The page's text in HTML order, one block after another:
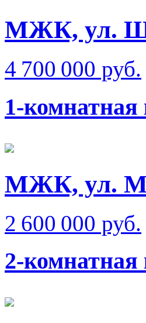
МЖК, ул.
4 700 000 руб.
1-комнатная
МЖК, ул.
2 600 000 руб.
2-комнатная